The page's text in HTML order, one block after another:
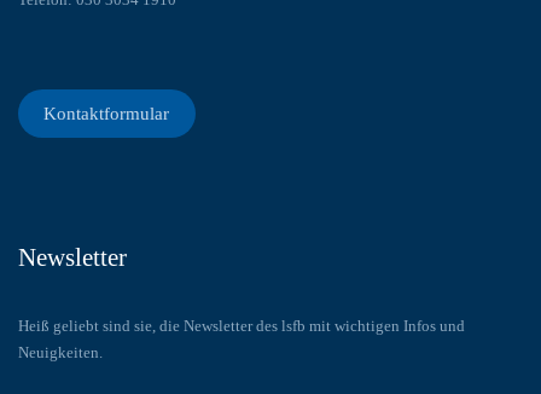
Kontaktformular
Newsletter
Heiß geliebt sind sie, die Newsletter des lsfb mit wichtigen Infos und
Neuigkeiten.